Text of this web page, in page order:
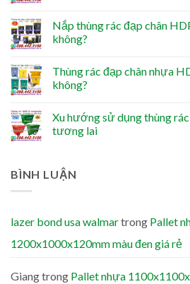
Nắp thùng rác đạp chân
không?
Thùng rác đạp chân nhựa
không?
Xu hướng sử dụng thùng
tương lai
BÌNH LUẬN
lazer bond usa walmartrong Pallet
1200x1000x120mm màu đen giá rẻ
Giangtrong Pallet nhựa